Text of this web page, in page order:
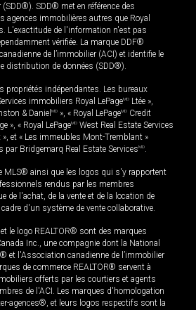
SDD® met en référence des
agences immobilières autres que Royal
L'exactitude de l'information n'est pas
vérifiée. La marque DDF®
de l’immobilier (ACI) et identifie le
distribution de données (SDD®).
propriétés indépendantes. Les bureaux
immobiliers Royal LePageMD Ltée »,
& Daniel MD », « Royal LePageMD Credit
», « Royal LePageMD West Real Estate Services
», et « Les immeubles Mont-Tremblant »
par Bridgemarq Real Estate ServicesMD
MLS® ainsi que les logos qui s'y rapportent
rendus par les membres
de l'achat, de la vente et de la location de
d'un système de vente collaborative.
le logo REALTOR® sont des marques
Inc., une compagnie dont la National
et l'Association canadienne de l’immobilier
de commerce REALTOR® servent à
offerts par les courtiers et agents
de l'ACI. Les marques d'homologation
agences®, et leurs logos respectifs sont la